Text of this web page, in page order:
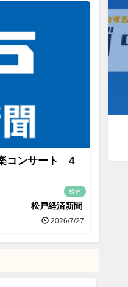
コンサート 4
松戸
松戸経済新聞
2026/7/27